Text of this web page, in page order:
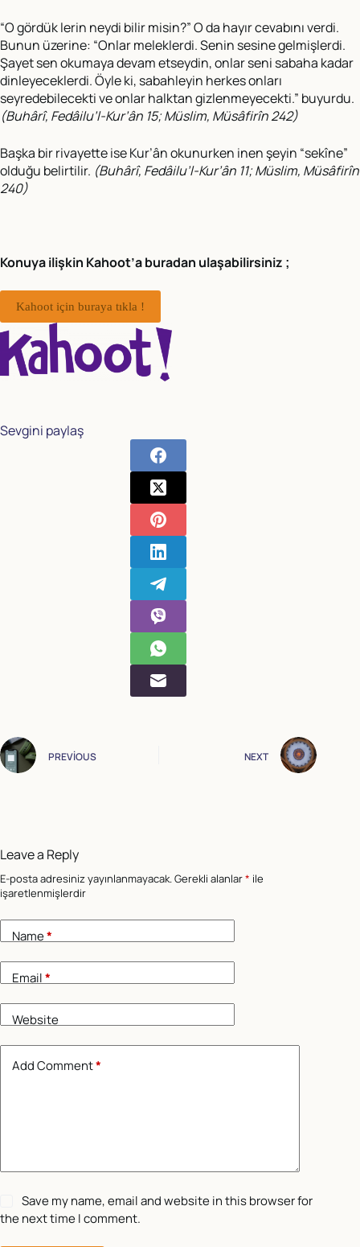
“O gördük lerin neydi bilir misin?” O da hayır cevabını verdi.
Bunun üzerine: “Onlar meleklerdi. Senin sesine gelmişlerdi.
Şayet sen okumaya devam etseydin, onlar seni sabaha kadar
dinleyeceklerdi. Öyle ki, sabahleyin herkes onları
seyredebilecekti ve onlar halktan gizlenmeyecekti.” buyurdu.
(Buhârî, Fedâilu’l-Kur’ân 15; Müslim, Müsâfirîn 242)
Başka bir rivayette ise Kur’ân okunurken inen şeyin “sekîne”
olduğu belirtilir. (Buhârî, Fedâilu’l-Kur’ân 11; Müslim, Müsâfirîn
240)
Konuya ilişkin Kahoot’a buradan ulaşabilirsiniz ;
Kahoot için buraya tıkla !
Sevgini paylaş
PREVIOUS NEXT
Leave a Reply
E-posta adresiniz yayınlanmayacak.Gerekli alanlar* ile
işaretlenmişlerdir
Name*
Email*
Website
Add Comment*
Save my name, email and website in this browser for
the next time I comment.